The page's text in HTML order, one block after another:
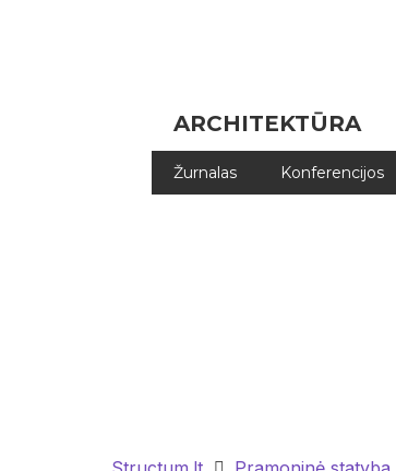
ARCHITEKTŪRA
Žurnalas Konferencijos